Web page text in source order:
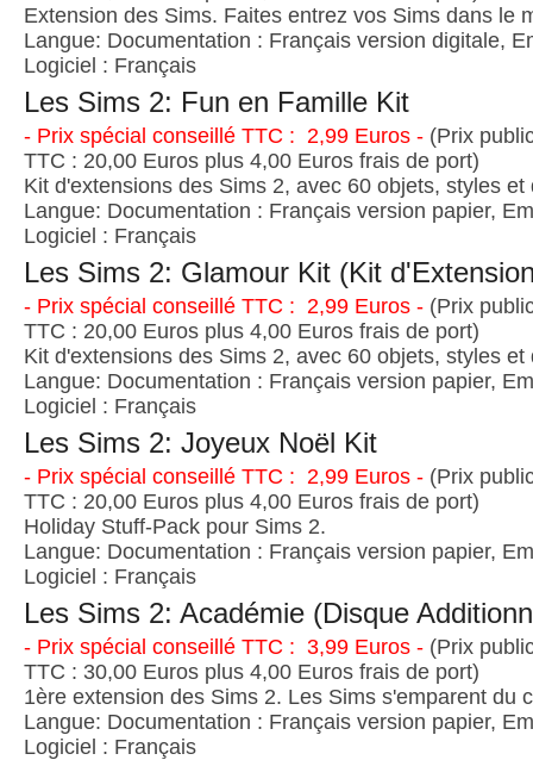
Extension des Sims. Faites entrez vos Sims dans le
Langue: Documentation : Français version digitale,
Logiciel : Français
Les Sims 2: Fun en Famille Kit
- Prix spécial conseillé TTC : 2,99 Euros - (Prix
TTC : 20,00 Euros plus 4,00 Euros frais de port)
Kit d'extensions des Sims 2, avec 60 objets, styles et
Langue: Documentation : Français version papier,
Logiciel : Français
Les Sims 2: Glamour Kit (Kit
- Prix spécial conseillé TTC : 2,99 Euros - (Prix
TTC : 20,00 Euros plus 4,00 Euros frais de port)
Kit d'extensions des Sims 2, avec 60 objets, styles et
Langue: Documentation : Français version papier,
Logiciel : Français
Les Sims 2: Joyeux Noël Kit
- Prix spécial conseillé TTC : 2,99 Euros - (Prix
TTC : 20,00 Euros plus 4,00 Euros frais de port)
Holiday Stuff-Pack pour Sims 2.
Langue: Documentation : Français version papier,
Logiciel : Français
Les Sims 2: Académie (Disque
- Prix spécial conseillé TTC : 3,99 Euros - (Prix
TTC : 30,00 Euros plus 4,00 Euros frais de port)
1ère extension des Sims 2. Les Sims s'emparent du
Langue: Documentation : Français version papier,
Logiciel : Français